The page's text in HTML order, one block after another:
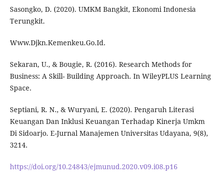
Sasongko, D. (2020). UMKM Bangkit, Ekonomi Indonesia
Terungkit.
Www.Djkn.Kemenkeu.Go.Id.
Sekaran, U., & Bougie, R. (2016). Research Methods for
Business: A Skill- Building Approach. In WileyPLUS Learning
Space.
Septiani, R. N., & Wuryani, E. (2020). Pengaruh Literasi
Keuangan Dan Inklusi Keuangan Terhadap Kinerja Umkm
Di Sidoarjo. E-Jurnal Manajemen Universitas Udayana, 9(8),
3214.
https://doi.org/10.24843/ejmunud.2020.v09.i08.p16